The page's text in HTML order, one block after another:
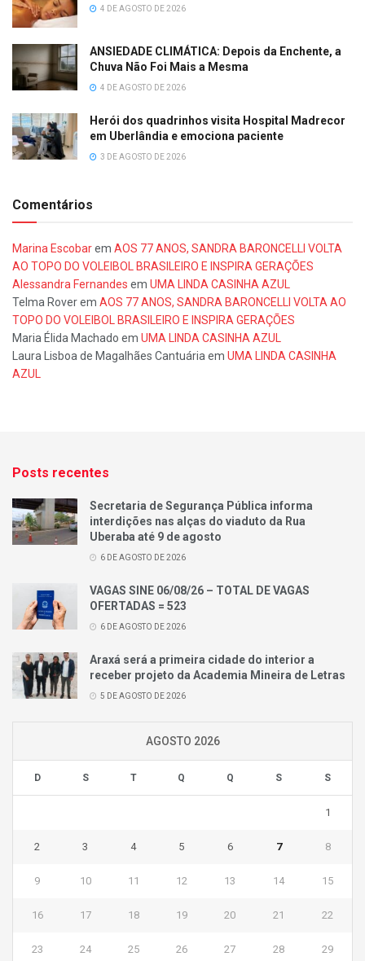
4 DE AGOSTO DE 2026
ANSIEDADE CLIMÁTICA: Depois da Enchente, a
Chuva Não Foi Mais a Mesma
4 DE AGOSTO DE 2026
Herói dos quadrinhos visita Hospital Madrecor
em Uberlândia e emociona paciente
3 DE AGOSTO DE 2026
Comentários
Marina Escobarem AOS 77 ANOS, SANDRA BARONCELLI VOLTA
AO TOPO DO VOLEIBOL BRASILEIRO E INSPIRA GERAÇÕES
Alessandra Fernandes em UMA LINDA CASINHA AZUL
Telma Roverem AOS 77 ANOS, SANDRA BARONCELLI VOLTA AO
TOPO DO VOLEIBOL BRASILEIRO E INSPIRA GERAÇÕES
Maria Élida Machado em UMA LINDA CASINHA AZUL
Laura Lisboa de Magalhães Cantuária em UMA LINDA CASINHA
AZUL
Posts recentes
Secretaria de Segurança Pública informa
interdições nas alças do viaduto da Rua
Uberaba até 9 de agosto
6 DE AGOSTO DE 2026
VAGAS SINE 06/08/26 – TOTAL DE VAGAS
OFERTADAS = 523
6 DE AGOSTO DE 2026
Araxá será a primeira cidade do interior a
receber projeto da Academia Mineira de Letras
5 DE AGOSTO DE 2026
AGOSTO 2026
D S T Q Q S S
1
2 3 4 5 6 7 8
9 10 11 12 13 14 15
16 17 18 19 20 21 22
23 24 25 26 27 28 29